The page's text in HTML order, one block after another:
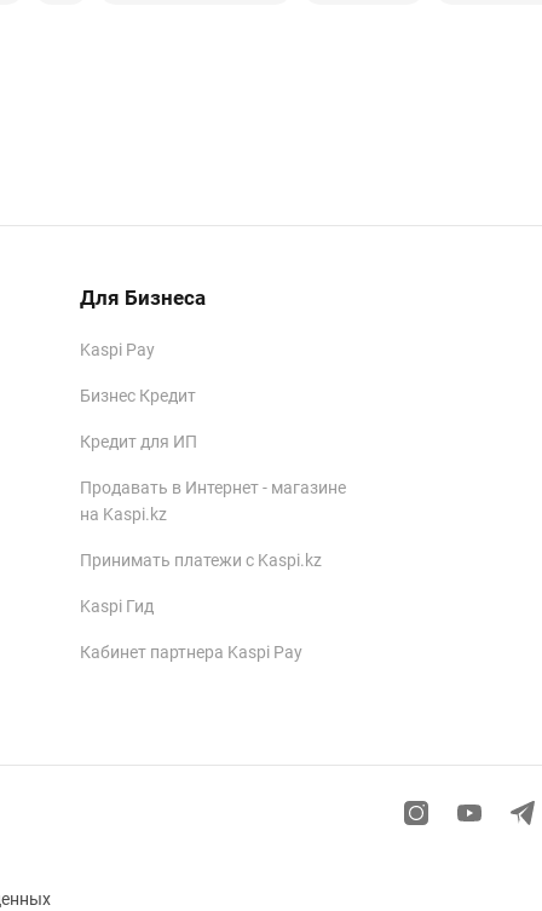
Для Бизнеса
Kaspi Pay
Бизнес Кредит
Кредит для ИП
Продавать в Интернет - магазине
на Kaspi.kz
Принимать платежи с Kaspi.kz
Kaspi Гид
Кабинет партнера Kaspi Pay